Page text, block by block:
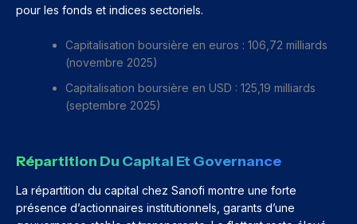
pour les fonds et indices sectoriels.
Capitalisation boursière en euros : 106,72 milliards
(novembre 2025)
Capitalisation boursière en USD : 125,19 milliards
(septembre 2025)
Répartition Du Capital Et Governance
La répartition du capital chez Sanofi montre une forte
présence d’actionnaires institutionnels, garants d’une